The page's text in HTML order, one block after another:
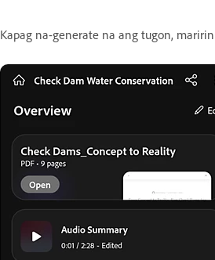
Kapag na-generate na ang tugon,